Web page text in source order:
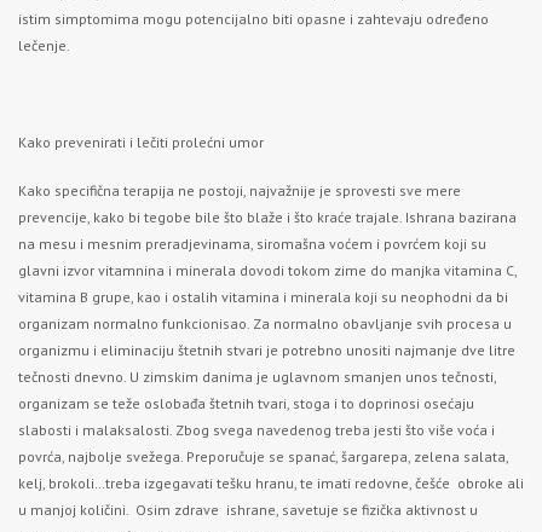
istim simptomima mogu potencijalno biti opasne i zahtevaju određeno
lečenje.
Kako prevenirati i lečiti prolećni umor
Kako specifična terapija ne postoji, najvažnije je sprovesti sve mere
prevencije, kako bi tegobe bile što blaže i što kraće trajale. Ishrana bazirana
na mesu i mesnim preradjevinama, siromašna voćem i povrćem koji su
glavni izvor vitamnina i minerala dovodi tokom zime do manjka vitamina C,
vitamina B grupe, kao i ostalih vitamina i minerala koji su neophodni da bi
organizam normalno funkcionisao. Za normalno obavljanje svih procesa u
organizmu i eliminaciju štetnih stvari je potrebno unositi najmanje dve litre
tečnosti dnevno. U zimskim danima je uglavnom smanjen unos tečnosti,
organizam se teže oslobađa štetnih tvari, stoga i to doprinosi osećaju
slabosti i malaksalosti. Zbog svega navedenog treba jesti što više voća i
povrća, najbolje svežega. Preporučuje se spanać, šargarepa, zelena salata,
kelj, brokoli…treba izgegavati tešku hranu, te imati redovne, češće obroke ali
u manjoj količini. Osim zdrave ishrane, savetuje se fizička aktivnost u